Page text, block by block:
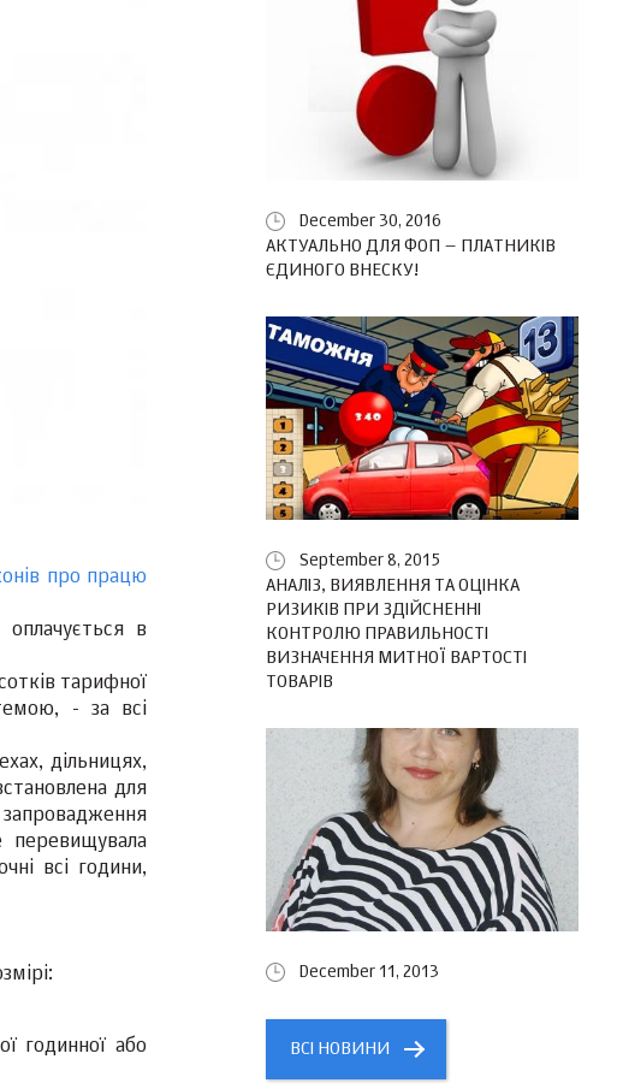
про працю
в
тарифної
- за всі
дільницях,
для
перевищувала
всі години,
годинної або
December 30, 2016
АКТУАЛЬНО ДЛЯ ФОП – ПЛАТНИКІВ
ЄДИНОГО ВНЕСКУ!
September 8, 2015
АНАЛІЗ, ВИЯВЛЕННЯ ТА ОЦІНКА
РИЗИКІВ ПРИ ЗДІЙСНЕННІ
КОНТРОЛЮ ПРАВИЛЬНОСТІ
ВИЗНАЧЕННЯ МИТНОЇ ВАРТОСТІ
ТОВАРІВ
December 11, 2013
ВСІ НОВИНИ